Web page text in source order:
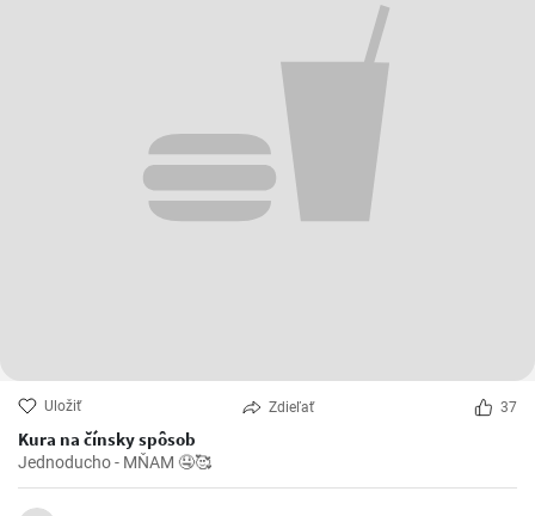
Uložiť Zdieľať 37
Kura na čínsky spôsob
Jednoducho - MŇAM 🤤🥰